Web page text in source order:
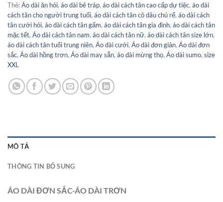
Thẻ:Áo dài ăn hỏi, áo dài bê tráp, áo dài cách tân cao cấp dự tiệc, áo dài
cách tân cho người trung tuổi, áo dài cách tân cô dâu chú rể, áo dài cách
tân cưới hỏi, áo dài cách tân gấm, áo dài cách tân gia đình, áo dài cách tân
mặc tết, Áo dài cách tân nam, áo dài cách tân nữ, áo dài cách tân size lớn,
áo dài cách tân tuổi trung niên, Áo dài cưới, Áo dài đơn giản, Áo dài đơn
sắc, Áo dài hồng trơn, Áo dài may sẵn, áo dài mừng thọ, Áo dài sumo, size
XXL
MÔ TẢ
THÔNG TIN BỔ SUNG
ÁO DÀI ĐƠN SẮC-ÁO DÀI TRƠN